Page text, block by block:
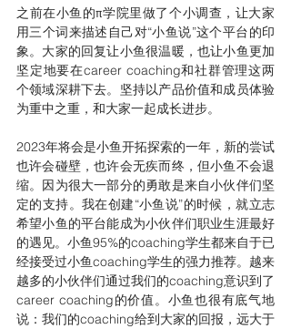
之前在小鱼的π学院里做了个小调查，让大家
用三个词来描述自己对“小鱼说”这个平台的印
象。大家的回复让小鱼很温暖，也让小鱼更加
坚定地要在career coaching和社群管理这两
个领域深耕下去。坚持以产品价值和成员体验
为重中之重，和大家一起成长进步。
2023年将会是小鱼开拓探索的一年，新的尝试
也许会碰壁，也许会无疾而终，但小鱼不会退
缩。因为很大一部分的勇敢是来自小伙伴们坚
定的支持。我在创建“小鱼说”的时候，就立志
希望小鱼的平台能成为小伙伴们职业生涯最好
的遇见。小鱼95%的coaching学生都来自于已
经接受过小鱼coaching学生的强力推荐。越来
越多的小伙伴们通过我们的coaching意识到了
career coaching的价值。小鱼也很有底气地
说：我们的coaching给到大家的回报，远大于